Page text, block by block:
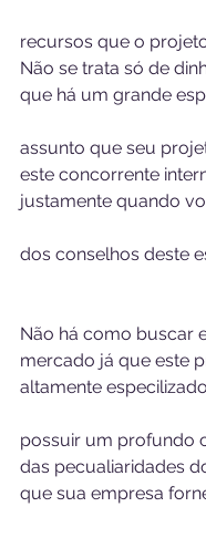
recursos que o
Não se trata só de
que há um grande
assunto que seu
este concorrente
justamente quando
dos conselhos deste
Não há como buscar
mercado já que este
altamente
possuir um profundo
das pecualiaridades
que sua empresa